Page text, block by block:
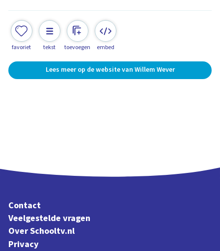
favoriet tekst toevoegen embed
Lees meer op de website van Willem Wever
Contact
Veelgestelde vragen
Over Schooltv.nl
Privacy